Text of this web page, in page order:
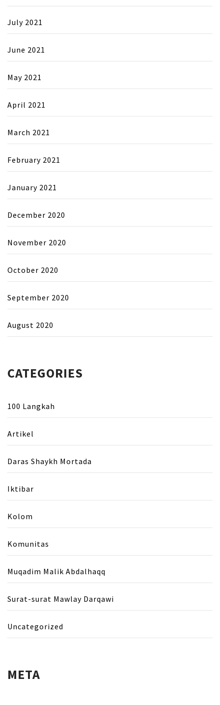
July 2021
June 2021
May 2021
April 2021
March 2021
February 2021
January 2021
December 2020
November 2020
October 2020
September 2020
August 2020
CATEGORIES
100 Langkah
Artikel
Daras Shaykh Mortada
Iktibar
Kolom
Komunitas
Muqadim Malik Abdalhaqq
Surat-surat Mawlay Darqawi
Uncategorized
META